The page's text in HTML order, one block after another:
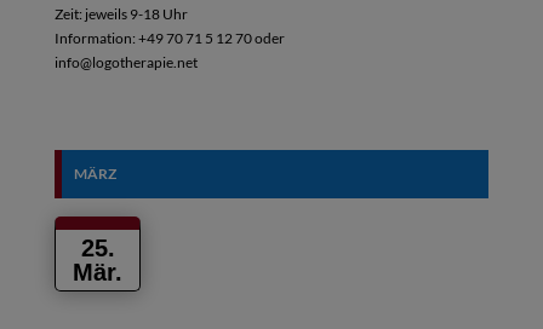
Zeit: jeweils 9-18 Uhr
Information: +49 70 71 5 12 70 oder
info@logotherapie.net
MÄRZ
25.
Mär.